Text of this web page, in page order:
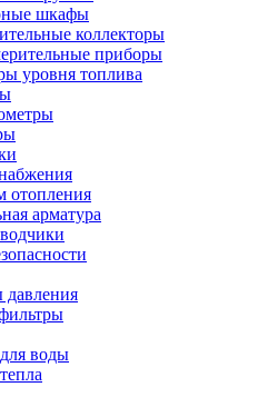
шкафы
коллекторы
приборы
уровня топлива
отопления
арматура
давления
воды